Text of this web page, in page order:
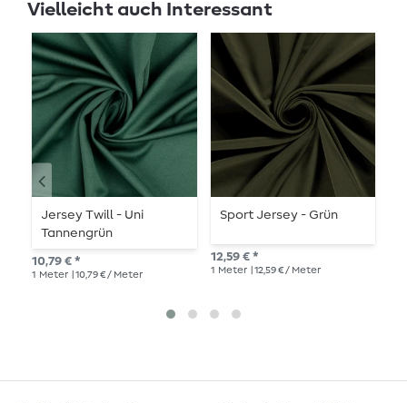
Vielleicht auch Interessant
Jersey Twill - Uni
Tannengrün
10,79 € *
1 Meter | 10,79 € / Meter
Sport Jersey - Grün
12,59 € *
1 Meter | 12,59 € / Meter